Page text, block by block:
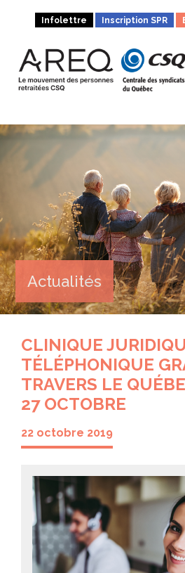
Infolettre Inscription SPR
Actualités
CLINIQUE
TÉLÉPHONIQUE
TRAVERS LE
27 OCTOBRE
22 octobre 2019